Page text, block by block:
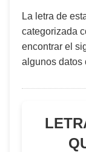
La letra de
categorizada
encontrar el
algunos datos